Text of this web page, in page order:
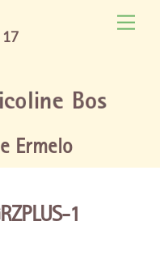
17
Ermelo
1